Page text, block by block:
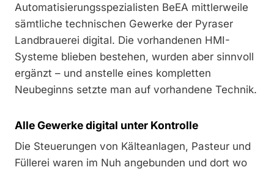
Automatisierungsspezialisten BeEA mittlerweile
sämtliche technischen Gewerke der Pyraser
Landbrauerei digital. Die vorhandenen HMI-
Systeme blieben bestehen, wurden aber sinnvoll
ergänzt – und anstelle eines kompletten
Neubeginns setzte man auf vorhandene Technik.
Alle Gewerke digital unter Kontrolle
Die Steuerungen von Kälteanlagen, Pasteur und
Füllerei waren im Nuh angebunden und dort wo